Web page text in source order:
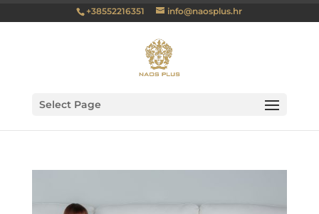
+38552216351 info@naosplus.hr
Select Page